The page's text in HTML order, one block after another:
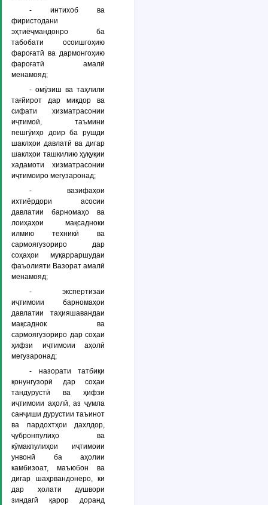
- интихоб ва
фиристодани
эҳтиёҷмандонро ба
табобати осоишгоҳию
фароғатӣ ва дармонгоҳию
фароғатӣ амалӣ
менамояд;
- омӯзиш ва таҳлили
тағйирот дар миқдор ва
сифати хизматрасонии
иҷтимоӣ, таъмини
пешгӯиҳо доир ба рушди
шаклҳои давлатӣ ва дигар
шаклҳои ташкилию ҳуқуқии
хадамоти хизматрасонии
иҷтимоиро мегузаронад;
- вазифаҳои
ихтиёрдори асосии
давлатии барномаҳо ва
лоиҳаҳои мақсадноки
илмию техникӣ ва
сармоягузориро дар
соҳаҳои муқарраршудаи
фаъолияти Вазорат амалӣ
менамояд;
- экспертизаи
иҷтимоии барномаҳои
давлатии таҳияшавандаи
мақсаднок ва
сармоягузориро дар соҳаи
ҳифзи иҷтимоии аҳолӣ
мегузаронад;
- назорати татбиқи
қонунгузорӣ дар соҳаи
тандурустӣ ва ҳифзи
иҷтимоии аҳолӣ, аз ҷумла
санҷиши дурустии таъинот
ва пардохтҳои дахлдор,
ҷубронпулиҳо ва
кӯмакпулиҳои иҷтимоии
унвонӣ ба аҳолии
камбизоат, маъюбон ва
дигар шаҳрвандонеро, ки
дар ҳолати душвори
зиндагӣ қарор доранд